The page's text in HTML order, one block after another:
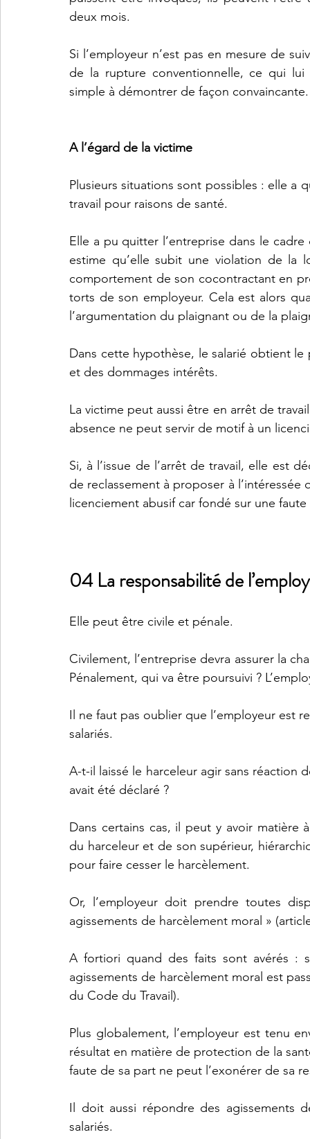
deux mois.
Si l’employeur n’est pas en mesure de
de la rupture conventionnelle, ce qui lui
simple à démontrer de façon convaincante.
A l’égard de la victime
Plusieurs situations sont possibles : elle a
travail pour raisons de santé.
Elle a pu quitter l’entreprise dans le
estime qu’elle subit une violation de
comportement de son cocontractant en
torts de son employeur. Cela est alors
l’argumentation du plaignant ou de la
Dans cette hypothèse, le salarié obtient
et des dommages intérêts.
La victime peut aussi être en arrêt de
absence ne peut servir de motif à un
Si, à l’issue de l’arrêt de travail, elle est
de reclassement à proposer à
licenciement abusif car fondé sur une faute
04 La responsabilité de
Elle peut être civile et pénale.
Civilement, l’entreprise devra assurer la
Pénalement, qui va être poursuivi ?
Il ne faut pas oublier que l’employeur est
salariés.
A-t-il laissé le harceleur agir sans réaction
avait été déclaré ?
Dans certains cas, il peut y avoir matière
du harceleur et de son supérieur,
pour faire cesser le harcèlement.
Or, l’employeur doit prendre toutes
agissements de harcèlement moral »
A fortiori quand des faits sont avérés :
agissements de harcèlement moral est
du Code du Travail).
Plus globalement, l’employeur est tenu
résultat en matière de protection de la
faute de sa part ne peut l’exonérer de sa
Il doit aussi répondre des agissements
salariés.